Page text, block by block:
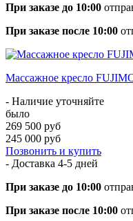
При заказе до 10:00
При заказе после 10:00
Массажное кресло
- Наличие уточняйте
было
269 500 руб
245 000 руб
Позвонить и купить
- Доставка 4-5 дней
При заказе до 10:00
При заказе после 10:00